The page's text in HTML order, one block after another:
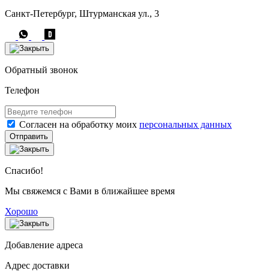
Санкт-Петербург, Штурманская ул., 3
Обратный звонок
Телефон
Согласен на обработку моих персональных данных
Отправить
Спасибо!
Мы свяжемся с Вами в ближайшее время
Хорошо
Добавление адреса
Адрес доставки